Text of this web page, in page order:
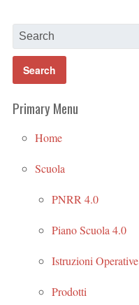
Primary Menu
Home
Scuola
PNRR 4.0
Piano Scuola 4.0
Istruzioni Operative
Prodotti